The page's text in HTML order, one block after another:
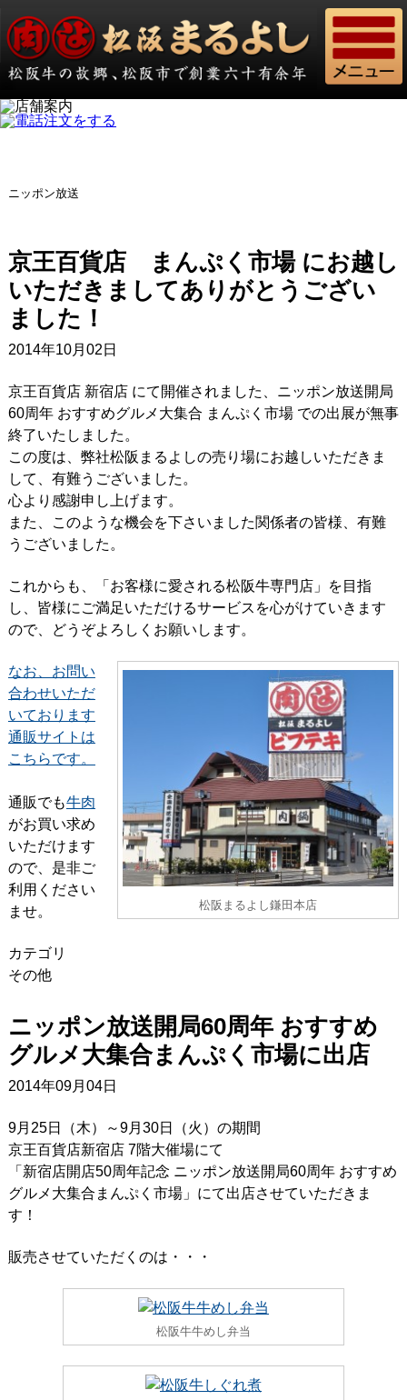
ニッポン放送
京王百貨店 まんぷく市場 にお越し
いただきましてありがとうござい
ました！
2014年10月02日
京王百貨店 新宿店 にて開催されました、ニッポン放送開局
60周年 おすすめグルメ大集合 まんぷく市場 での出展が無事
終了いたしました。
この度は、弊社松阪まるよしの売り場にお越しいただきま
して、有難うございました。
心より感謝申し上げます。
また、このような機会を下さいました関係者の皆様、有難
うございました。
これからも、「お客様に愛される松阪牛専門店」を目指
し、皆様にご満足いただけるサービスを心がけていきます
ので、どうぞよろしくお願いします。
松阪まるよし鎌田本店
なお、お問い
合わせいただ
いております
通販サイトは
こちらです。
通販でも牛肉
がお買い求め
いただけます
ので、是非ご
利用ください
ませ。
カテゴリ
その他
ニッポン放送開局60周年 おすすめ
グルメ大集合まんぷく市場に出店
2014年09月04日
9月25日（木）～9月30日（火）の期間
京王百貨店新宿店 7階大催場にて
「新宿店開店50周年記念 ニッポン放送開局60周年 おすすめ
グルメ大集合まんぷく市場」にて出店させていただきま
す！
販売させていただくのは・・・
松阪牛牛めし弁当